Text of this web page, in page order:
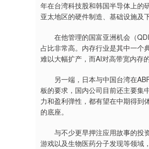
年在台湾科技股和韩国半导体上的
亚太地区的硬件制造、基础设施及
在他管理的国富亚洲机会（QDII
占比非常高。内存行业是其中一个
难以大幅扩产，而AI对高带宽内存
另一端，日本与中国台湾在ABF
板的要求，国内公司目前还主要集
力和盈利弹性，都有望在中期得到
的底座。
与不少更早押注应用故事的投资
游戏以及生物医药分子发现等领域